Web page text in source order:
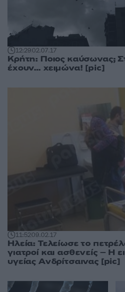
12:2902.07.17
Κρήτη: Ποιος καύσωνας;
έχουν… χειμώνα! [pic]
11:5209.02.17
Ηλεία: Τελείωσε το
γιατροί και ασθενείς – Η
υγείας Ανδρίτσαινας [pic]